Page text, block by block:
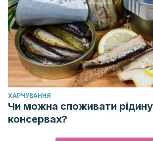
ХАРЧУВАННЯ
Чи можна споживати
консервах?